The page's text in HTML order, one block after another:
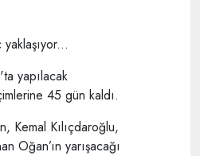
yapılacak
45 gün kaldı.
Kemal Kılıçdaroğlu,
Oğan’ın yarışacağı